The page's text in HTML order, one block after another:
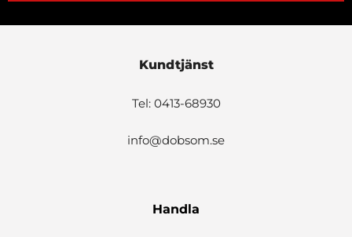
Kundtjänst
Tel: 0413-68930
info@dobsom.se
Handla